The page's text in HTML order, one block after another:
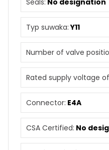
www.powerhydraulics.eu
Engineering for
Seals: No designation
Typ suwaka:Y11
Number of valve
Rated supply voltage
Connector: E4A
CSA Certified: No